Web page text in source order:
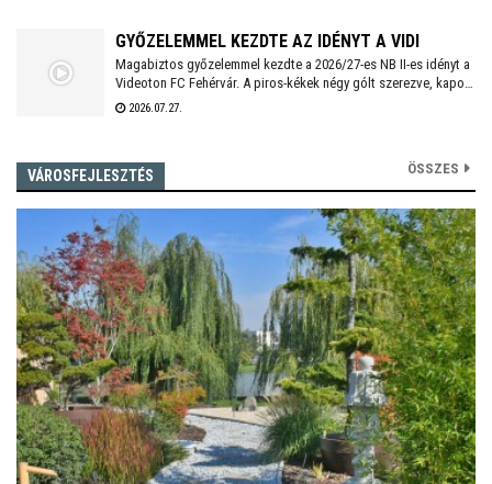
GYŐZELEMMEL KEZDTE AZ IDÉNYT A VIDI
Magabiztos győzelemmel kezdte a 2026/27-es NB II-es idényt a
Videoton FC Fehérvár. A piros-kékek négy gólt szerezve, kapott
találat nélkül múlták felül a tavalyi szezon negyedik
2026.07.27.
VÁROSFEJLESZTÉS ÖSSZES